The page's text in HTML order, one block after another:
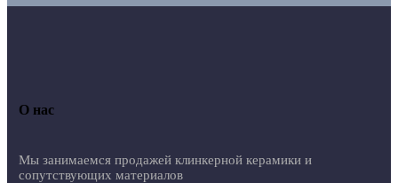
О нас
Мы занимаемся продажей клинкерной керамики и
сопутствующих материалов